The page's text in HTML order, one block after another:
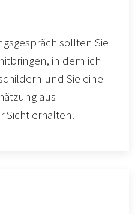
sollten Sie
in dem ich
und Sie eine
aus
Sicht erhalten.